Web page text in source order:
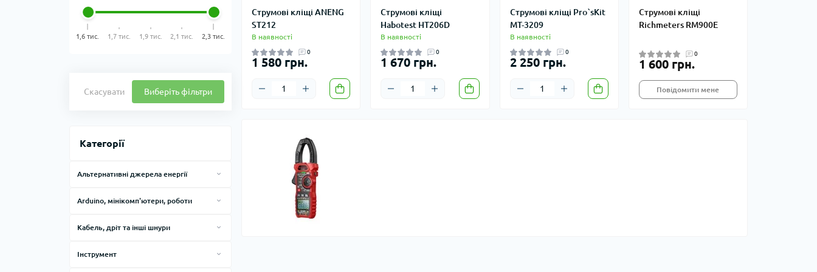
1,6 тис. 1,7 тис. 1,9 тис. 2,1 тис. 2,3 тис.
Скасувати Виберіть фільтри
Категорії
Альтернативні джерела енергії
Сонячні панелі
Arduino, мінікомп'ютери, роботи
Кабель, дріт та інші шнури
Інструмент
Струмові кліщі ANENG
ST212
В наявності
0
1 580 грн.
Струмові кліщі
Habotest HT206D
В наявності
0
1 670 грн.
Струмові кліщі Pro`sKit
MT-3209
В наявності
0
2 250 грн.
Струмові кліщі
Richmeters RM900E
0
1 600 грн.
Повідомити мене